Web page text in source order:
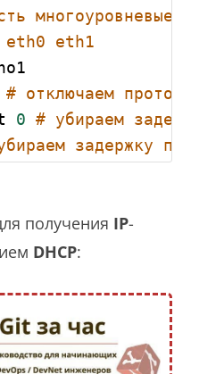
многоуровневые
eth1
# отключаем
0 # убираем
задержку
получения IP-
DHCP: